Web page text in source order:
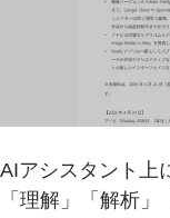
AIアシスタント上
「理解」「解析